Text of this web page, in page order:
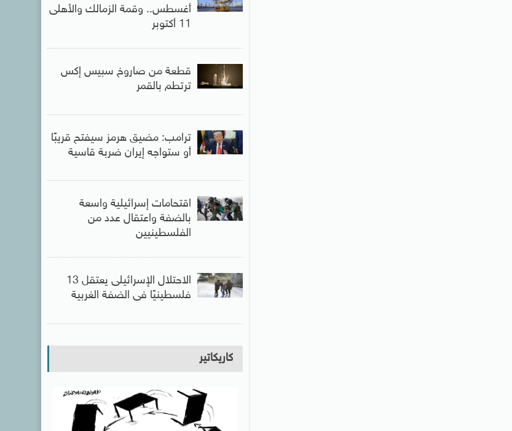
أغسطس.. وقمة الزمالك والأهلى
11 أكتوبر
قطعة من صاروخ سبيس إكس
ترتطم بالقمر
ترامب: مضيق هرمز سيفتح قريبًا
أو ستواجه إيران ضربة قاسية
اقتحامات إسرائيلية واسعة
بالضفة واعتقال عدد من
الفلسطينيين
الاحتلال الإسرائيلى يعتقل 13
فلسطينيًا فى الضفة الغربية
كاريكاتير